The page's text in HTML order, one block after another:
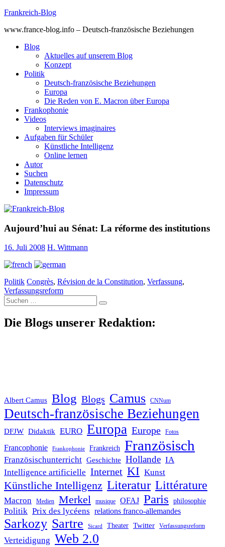
Skip
content
Frankreich-Blog
www.france-blog.info – Deutsch-französische Beziehungen
Blog
Aktuelles auf unserem Blog
Konzept
Politik
Deutsch-französische Beziehungen
Europa
Die Reden von E. Macron über Europa
Frankophonie
Videos
Interviews imaginaires
Aufgaben für Schüler
Künstliche Intelligenz
Online lernen
Autor
Suchen
Datenschutz
Impressum
Aujourd’hui au Sénat: La réforme des institutions
16. Juli 2008 H. Wittmann
Politik Congrès, Révision de la Constitution, Verfassung,
Verfassungsreform
Suche
nach:
Die Blogs unserer Redaktion:
Albert Camus Blog Blogs Camus CNNum
Deutsch-französische Beziehungen
DFJW Didaktik EURO Europa Europe Fotos
Francophonie Frankophonie Frankreich Französisch
Französischunterricht Geschichte Hollande IA
Intelligence artificielle Internet KI Kunst
Künstliche Intelligenz Literatur Littérature
Macron Medien Merkel musique OFAJ Paris philosophie
Politik Prix des lycéens relations franco-allemandes
Sarkozy Sartre Sicard Theater Twitter Verfassungsreform
Verteidigung Web 2.0